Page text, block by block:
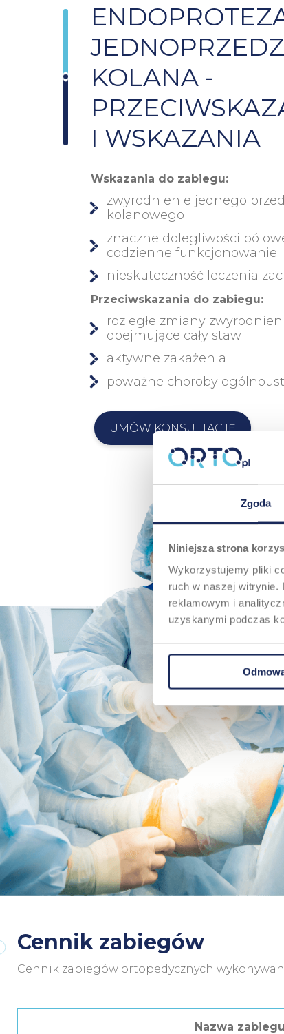
Zgoda
Niniejsza strona
Wykorzystujemy pliki
ruch w naszej witrynie.
reklamowym i
uzyskanymi podczas
KOLANA -
I WSKAZANIA
Wskazania do zabiegu:
zwyrodnienie jednego
kolanowego
znaczne dolegliwości
codzienne funkcjonowanie
nieskuteczność leczenia
Przeciwskazania do zabiegu:
rozległe zmiany
obejmujące cały staw
aktywne zakażenia
poważne choroby
UMÓW KONSULTACJĘ
Cennik zabiegów
Cennik zabiegów ortopedycznych
Nazwa zabiegu